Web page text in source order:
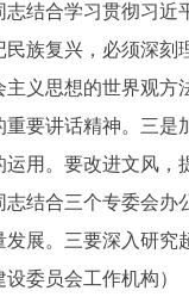
合学习贯彻习近平
民族复兴，必须深
主义思想的世界观方
重要讲话精神。三是
用。要改进文风，
合三个专委会办公
发展。三要深入研究
委员会工作机构）